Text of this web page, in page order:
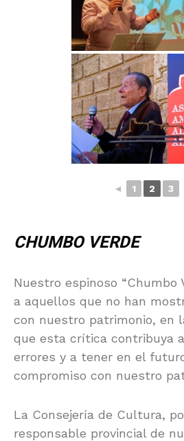
◄ 1 2 3
CHUMBO VERDE
Nuestro espinoso “Chumbo
a aquellos que no han
con nuestro patrimonio, en
que esta crítica contribuya
errores y a tener en el
compromiso con nuestro
La Consejería de Cultura,
responsable provincial de